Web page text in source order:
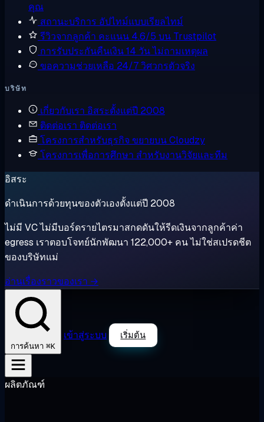
คุณ
สถานะบริการ อัปไทม์แบบเรียลไทม์
รีวิวจากลูกค้า คะแนน 4.6/5 บน Trustpilot
การรับประกันคืนเงิน14 วัน ไม่ถามเหตุผล
ขอความช่วยเหลือ 24/7 วิศวกรตัวจริง
บริษัท
เกี่ยวกับเรา อิสระตั้งแต่ปี 2008
ติดต่อเรา ติดต่อเรา
โครงการสำหรับธุรกิจ ขยายบน Cloudzy
โครงการเพื่อการศึกษา สำหรับงานวิจัยและทีม
อิสระ
ดำเนินการด้วยทุนของตัวเองตั้งแต่ปี 2008
ไม่มี VC ไม่มีบอร์ดรายไตรมาสกดดันให้รีดเงินจากลูกค้าค่า
egress เราตอบโจทย์นักพัฒนา 122,000+ คน ไม่ใช่สเปรดชีต
ของบริษัทแม่
อ่านเรื่องราวของเรา →
การค้นหา ⌘K
เข้าสู่ระบบ เริ่มต้น
ผลิตภัณฑ์